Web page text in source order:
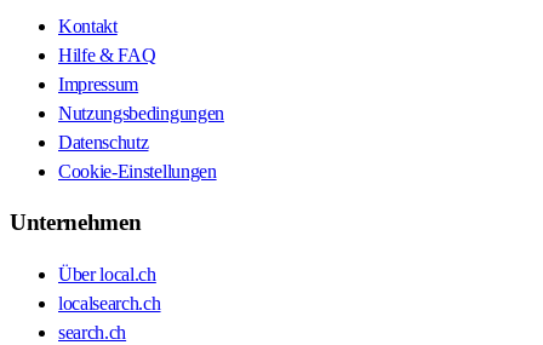
Kontakt
Hilfe & FAQ
Impressum
Nutzungsbedingungen
Datenschutz
Cookie-Einstellungen
Unternehmen
Über local.ch
localsearch.ch
search.ch